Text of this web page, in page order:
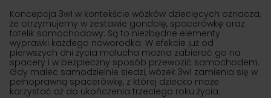
Koncepcja 3w1 w kontekście wózków dziecięcych oznacza,
że otrzymujemy w zestawie gondolę, spacerówkę oraz
fotelik samochodowy. Są to niezbędne elementy
wyprawki każdego noworodka. W efekcie już od
pierwszych dni życia malucha można zabierać go na
spacery i w bezpieczny sposób przewozić samochodem.
Gdy malec samodzielnie siedzi, wózek 3w1 zamienia się w
pełnoprawną spacerówkę, z której dziecko może
korzystać aż do ukończenia trzeciego roku życia.